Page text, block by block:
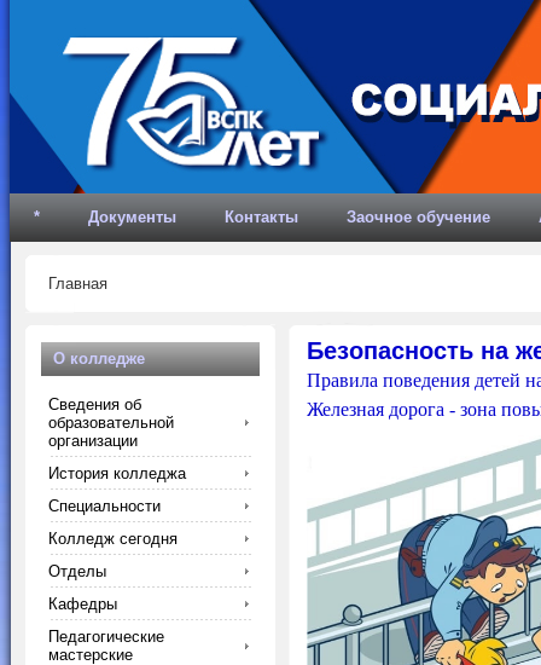
* Документы Контакты Заочное обучение
Главная
Безопасность на
Правила поведения детей
Железная дорога - зона
О колледже
Сведения об
образовательной
организации
История колледжа
Специальности
Колледж сегодня
Отделы
Кафедры
Педагогические
мастерские